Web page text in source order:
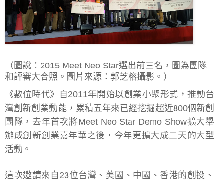
（圖說：2015 Meet Neo Star選出前三名，圖為團隊
和評審大合照。圖片來源：郭芝榕攝影。）
《數位時代》自2011年開始以創業小聚形式，推動台
灣創新創業動能，累積五年來已經挖掘超近800個新創
團隊，去年首次將Meet Neo Star Demo Show擴大舉
辦成創新創業嘉年華之後，今年更擴大成三天的大型
活動。
這次邀請來自23位台灣、美國、中國、香港的創投、